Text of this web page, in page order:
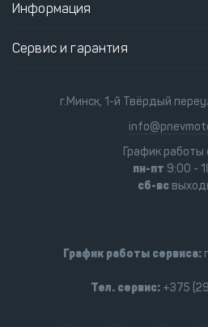
Информация
Сервис и гарантия
г.Минск, 1-й Твёрдый
График работы
пн-пт 9:00 -
сб-вс
График работы сервиса:
Тел. сервис:+375